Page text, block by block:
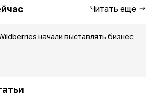
Читать еще
начали выставлять бизнес